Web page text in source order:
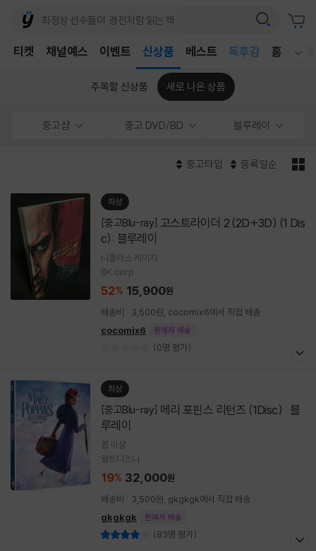
채널예스 이벤트 신상품 베스트
독후감
홈 국
티켓
주목할 신상품 새로 나온 상품
중고샵 중고 DVD/BD 블루레이
중고타입 등록일순
최상
[중고Blu-ray]
c): 블루레이
니콜라스 케이지
BK corp.
52% 15,900원
배송비 : 3,500원, cocomix6에서 직접 배송
cocomix6
판매자 배송
(0명 평가)
최상
[중고Blu-ray]
루레이
롭 마샬
월트디즈니
19% 32,000원
배송비 : 3,500원, gkgkgk에서 직접 배송
gkgkgk
판매자 배송
(83명 평가)